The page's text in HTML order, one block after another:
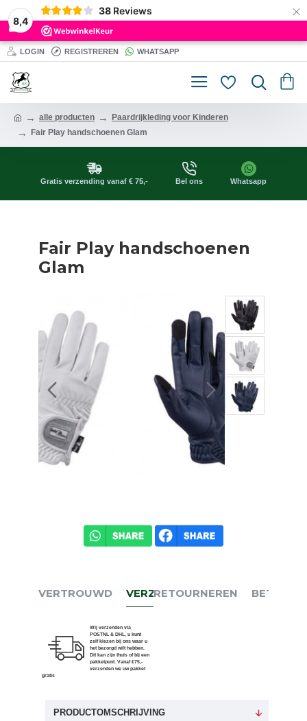
8,4
38 Reviews ×
LOGIN REGISTREREN WHATSAPP
alle producten
Paardrijkleding voor Kinderen
Fair Play handschoenen Glam
Gratis verzending vanaf € 75,- Bel ons Whatsapp
Fair Play handschoenen
Glam
VERTROUWD VERZENDEN
Wij verzenden via
POSTNL & DHL, u kunt
zelf kiezen bij ons waar u
het bezorgd wilt hebben.
Dit kan zijn thuis of bij een
pakketpunt. Vanaf €75,-
verzenden we uw pakket
gratis
RETOURNEREN BETALEN
PRODUCTOMSCHRIJVING